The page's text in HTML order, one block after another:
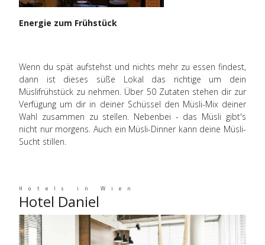
Energie zum Frühstück
Wenn du spät aufstehst und nichts mehr zu essen findest,
dann ist dieses süße Lokal das richtige um dein
Müslifrühstück zu nehmen. Über 50 Zutaten stehen dir zur
Verfügung um dir in deiner Schüssel den Müsli-Mix deiner
Wahl zusammen zu stellen. Nebenbei - das Müsli gibt's
nicht nur morgens. Auch ein Müsli-Dinner kann deine Müsli-
Sucht stillen.
Hotels in Wien
Hotel Daniel